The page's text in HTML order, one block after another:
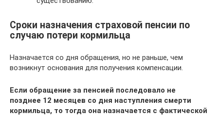
Сроки назначения страховой пенсии по
случаю потери кормильца
Назначается со дня обращения, но не раньше, чем
возникнут основания для получения компенсации.
Если обращение за пенсией последовало не
позднее 12 месяцев со дня наступления смерти
кормильца, то тогда она назначается с фактической